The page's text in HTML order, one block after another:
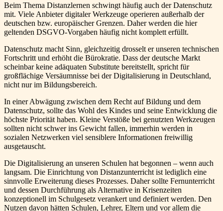
Beim Thema Distanzlernen schwingt häufig auch der Datenschutz
mit. Viele Anbieter digitaler Werkzeuge operieren außerhalb der
deutschen bzw. europäischer Grenzen. Daher werden die hier
geltenden DSGVO-Vorgaben häufig nicht komplett erfüllt.
Datenschutz macht Sinn, gleichzeitig drosselt er unseren technischen
Fortschritt und erhöht die Bürokratie. Dass der deutsche Markt
scheinbar keine adäquaten Substitute bereitstellt, spricht für
großflächige Versäumnisse bei der Digitalisierung in Deutschland,
nicht nur im Bildungsbereich.
In einer Abwägung zwischen dem Recht auf Bildung und dem
Datenschutz, sollte das Wohl des Kindes und seine Entwicklung die
höchste Priorität haben. Kleine Verstöße bei genutzten Werkzeugen
sollten nicht schwer ins Gewicht fallen, immerhin werden in
sozialen Netzwerken viel sensiblere Informationen freiwillig
ausgetauscht.
Die Digitalisierung an unseren Schulen hat begonnen – wenn auch
langsam. Die Einrichtung von Distanzunterricht ist lediglich eine
sinnvolle Erweiterung dieses Prozesses. Daher sollte Fernunterricht
und dessen Durchführung als Alternative in Krisenzeiten
konzeptionell im Schulgesetz verankert und definiert werden. Den
Nutzen davon hätten Schulen, Lehrer, Eltern und vor allem die